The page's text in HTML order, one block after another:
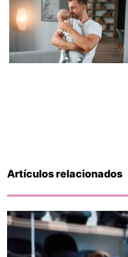
Artículos relacionados